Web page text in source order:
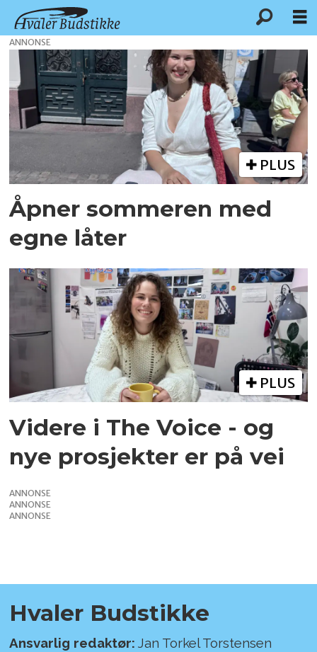
Tag:
the
voice
ANNONSE
PLUS
Åpner sommeren med
egne låter
PLUS
Videre i The Voice - og
nye prosjekter er på vei
ANNONSE
ANNONSE
ANNONSE
Hvaler Budstikke
Ansvarlig redaktør: Jan Torkel Torstensen